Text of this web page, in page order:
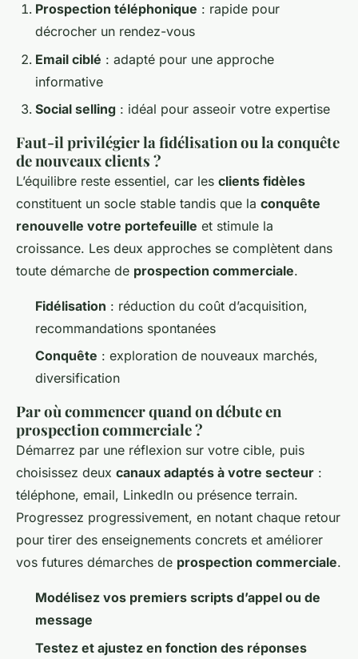
Prospection téléphonique : rapide pour
décrocher un rendez-vous
Email ciblé : adapté pour une approche
informative
Social selling : idéal pour asseoir votre expertise
Faut-il privilégier la fidélisation ou la conquête
de nouveaux clients ?
L’équilibre reste essentiel, car les clients fidèles
constituent un socle stable tandis que la conquête
renouvelle votre portefeuille et stimule la
croissance. Les deux approches se complètent dans
toute démarche de prospection commerciale.
Fidélisation : réduction du coût d’acquisition,
recommandations spontanées
Conquête : exploration de nouveaux marchés,
diversification
Par où commencer quand on débute en
prospection commerciale ?
Démarrez par une réflexion sur votre cible, puis
choisissez deux canaux adaptés à votre secteur :
téléphone, email, LinkedIn ou présence terrain.
Progressez progressivement, en notant chaque retour
pour tirer des enseignements concrets et améliorer
vos futures démarches de prospection commerciale.
Modélisez vos premiers scripts d’appel ou de
message
Testez et ajustez en fonction des réponses